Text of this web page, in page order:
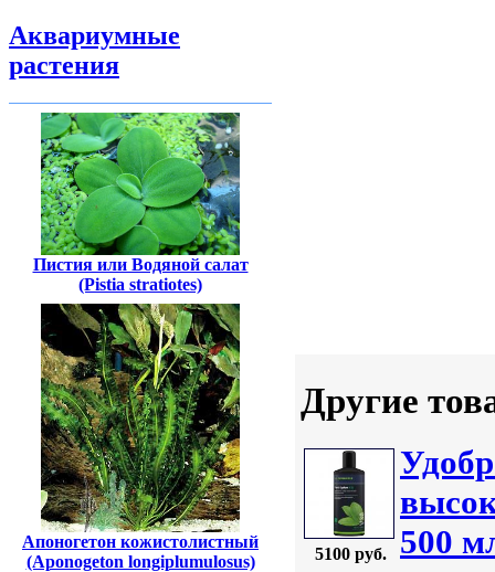
Аквариумные
растения
Пистия или Водяной салат
(Pistia stratiotes)
Апоногетон кожистолистный
(Aponogeton longiplumulosus)
Другие
5100 руб.
500